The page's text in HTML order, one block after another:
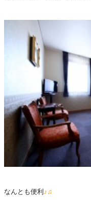
なんとも便利 ♪♫